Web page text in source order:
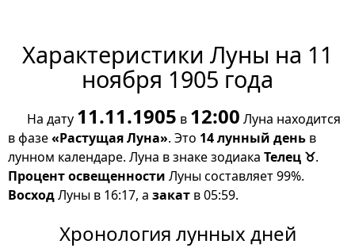
Характеристики Луны на 11
ноября 1905 года
На дату 11.11.1905 в 12:00 Луна находится
в фазе«Растущая Луна». Это 14 лунный день в
лунном календаре. Луна в знаке зодиака Телец ♉.
Процент освещенности Луны составляет 99%.
ВосходЛуны в 16:17, а закат в 05:59.
Хронология лунных дней